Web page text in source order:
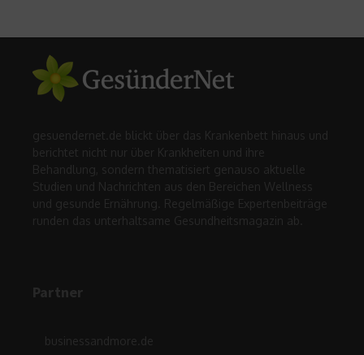
gesuendernet.de blickt über das Krankenbett hinaus und
berichtet nicht nur über Krankheiten und ihre
Behandlung, sondern thematisiert genauso aktuelle
Studien und Nachrichten aus den Bereichen Wellness
und gesunde Ernährung. Regelmäßige Expertenbeiträge
runden das unterhaltsame Gesundheitsmagazin ab.
Partner
businessandmore.de